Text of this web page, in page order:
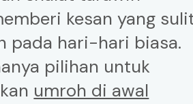
kesan yang
pada hari-hari biasa.
pilihan untuk
umroh di awal